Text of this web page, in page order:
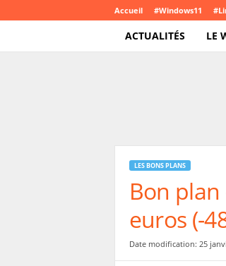
Accueil #Windows11
ACTUALITÉS LE
LES BONS PLANS
Bon plan
euros (-
Date modification: 25